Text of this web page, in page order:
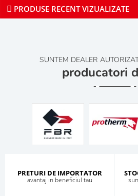
PRODUSE RECENT VIZUALIZATE
SUNTEM DEALER
producatori
PRETURI DE IMPORTATOR
avantaj in beneficiul tau